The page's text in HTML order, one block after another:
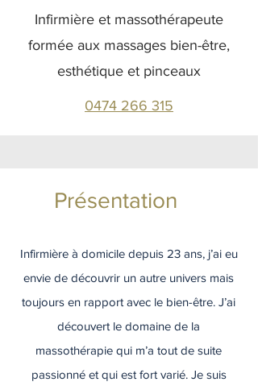
Infirmière et massothérapeute
formée aux massages bien-être,
esthétique et pinceaux
0474 266 315
Présentation
Infirmière à domicile depuis 23 ans, j’ai eu
envie de découvrir un autre univers mais
toujours en rapport avec le bien-être. J’ai
découvert le domaine de la
massothérapie qui m’a tout de suite
passionné et qui est fort varié. Je suis